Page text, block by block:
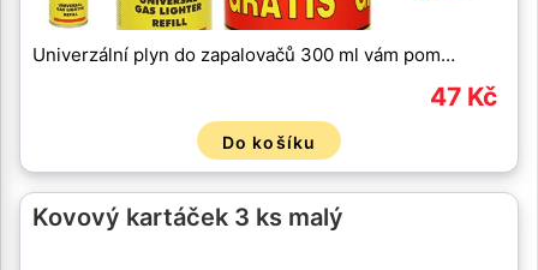
Univerzální plyn do zapalovačů 300 ml vám pom…
47 Kč
Do košíku
Kovový kartáček 3 ks malý